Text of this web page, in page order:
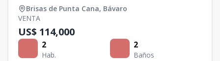
Brisas de Punta Cana, Bávaro
VENTA
US$ 114,000
2
Hab.
2
Baños